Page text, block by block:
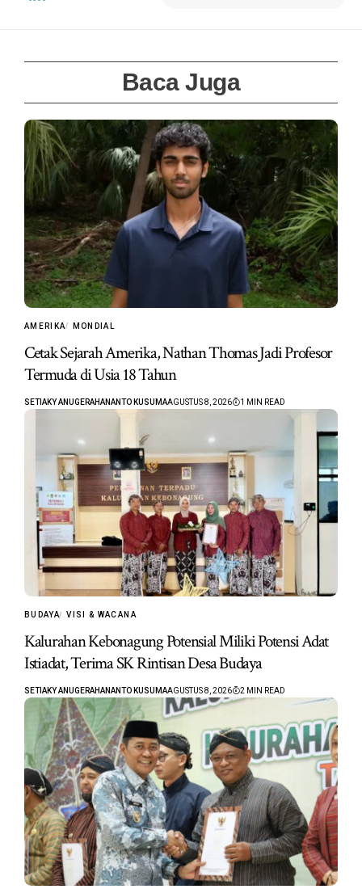
Baca Juga
AMERIKA MONDIAL
Cetak Sejarah Amerika, Nathan Thomas Jadi Profesor
Termuda di Usia 18 Tahun
SETIAKY ANUGERAHANANTO KUSUMAAGUSTUS 8, 2026 1 MIN READ
BUDAYA VISI & WACANA
Kalurahan Kebonagung Potensial Miliki Potensi Adat
Istiadat, Terima SK Rintisan Desa Budaya
SETIAKY ANUGERAHANANTO KUSUMAAGUSTUS 8, 2026 2 MIN READ